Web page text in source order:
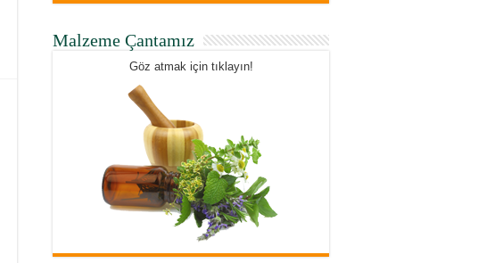
Malzeme Çantamız
Göz atmak için tıklayın!